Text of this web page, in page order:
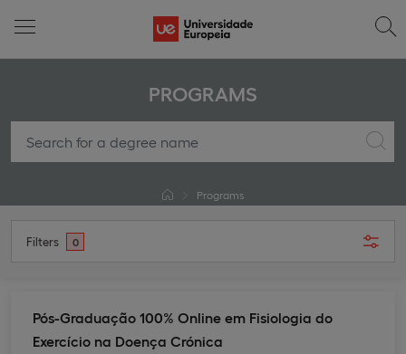
PROGRAMS
Programs
Filters 0
Pós-Graduação 100% Online em Fisiologia do
Exercício na Doença Crónica